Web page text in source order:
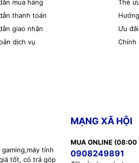
mua hàng
thanh toán
giao nhận
dịch vụ
Thẻ
Ưu
Chính
tính
tốt, có trả góp
MẠNG XÃ HỘI
MUA ONLINE
0908249891